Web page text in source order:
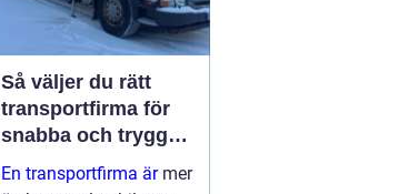
Så väljer du rätt
transportfirma för
snabba och trygga
leveranser
En transportfirma ärmer